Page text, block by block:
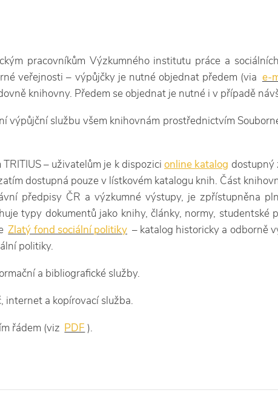
pracovníkům Výzkumného institutu práce a
veřejnosti – výpůjčky je nutné objednat předem (via e-
knihovny. Předem se objednat je nutné i v případě
výpůjční službu všem knihovnám prostřednictvím
– uživatelům je k dispozicionline katalog dostupný
dostupná pouze v lístkovém katalogu knih. Část
předpisy ČR a výzkumné výstupy, je zpřístupněna
typy dokumentů jako knihy, články, normy, studentské
Zlatý fond sociální politiky – katalog historicky a odborně
politiky.
a bibliografické služby.
internet a kopírovací služba.
řádem (viz PDF ).